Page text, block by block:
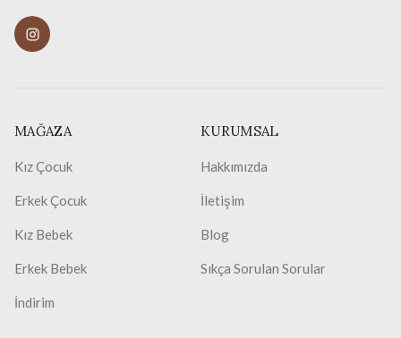
MAĞAZA
Kız Çocuk
Erkek Çocuk
Kız Bebek
Erkek Bebek
İndirim
KURUMSAL
Hakkımızda
İletişim
Blog
Sıkça Sorulan Sorular